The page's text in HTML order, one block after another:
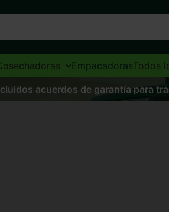
EmpacadorasTodos
acuerdos de garantía para